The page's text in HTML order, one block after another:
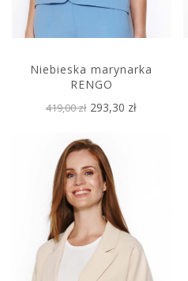
Niebieska marynarka
RENGO
419,00 zł 293,30 zł